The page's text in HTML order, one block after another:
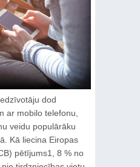
dod
ar mobilo telefonu,
veidu populārāku
Kā liecina Eiropas
pētījums1, 8 % no